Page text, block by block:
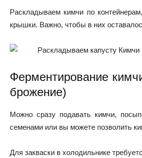
Раскладываем кимчи по
крышки. Важно, чтобы в них
Ферментирование
брожение)
Можно сразу подавать кимчи,
семенами или вы можете позволить
Для закваски в холодильнике